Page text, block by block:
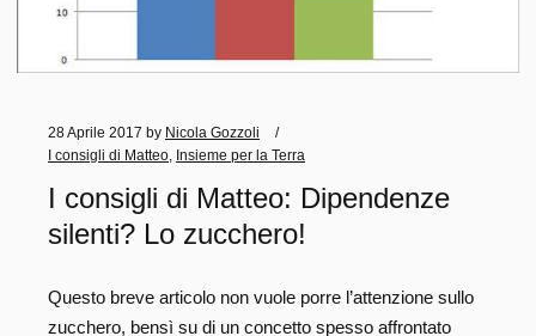
28 Aprile 2017 by Nicola Gozzoli
I consigli di Matteo
Insieme per la Terra
I consigli di Matteo: Dipendenze
silenti? Lo zucchero!
Questo breve articolo non vuole porre l’attenzione sullo
zucchero, bensì su di un concetto spesso affrontato